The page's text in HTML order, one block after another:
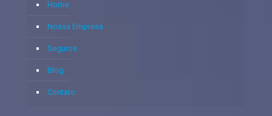
Home
Nossa Empresa
Seguros
Blog
Contato